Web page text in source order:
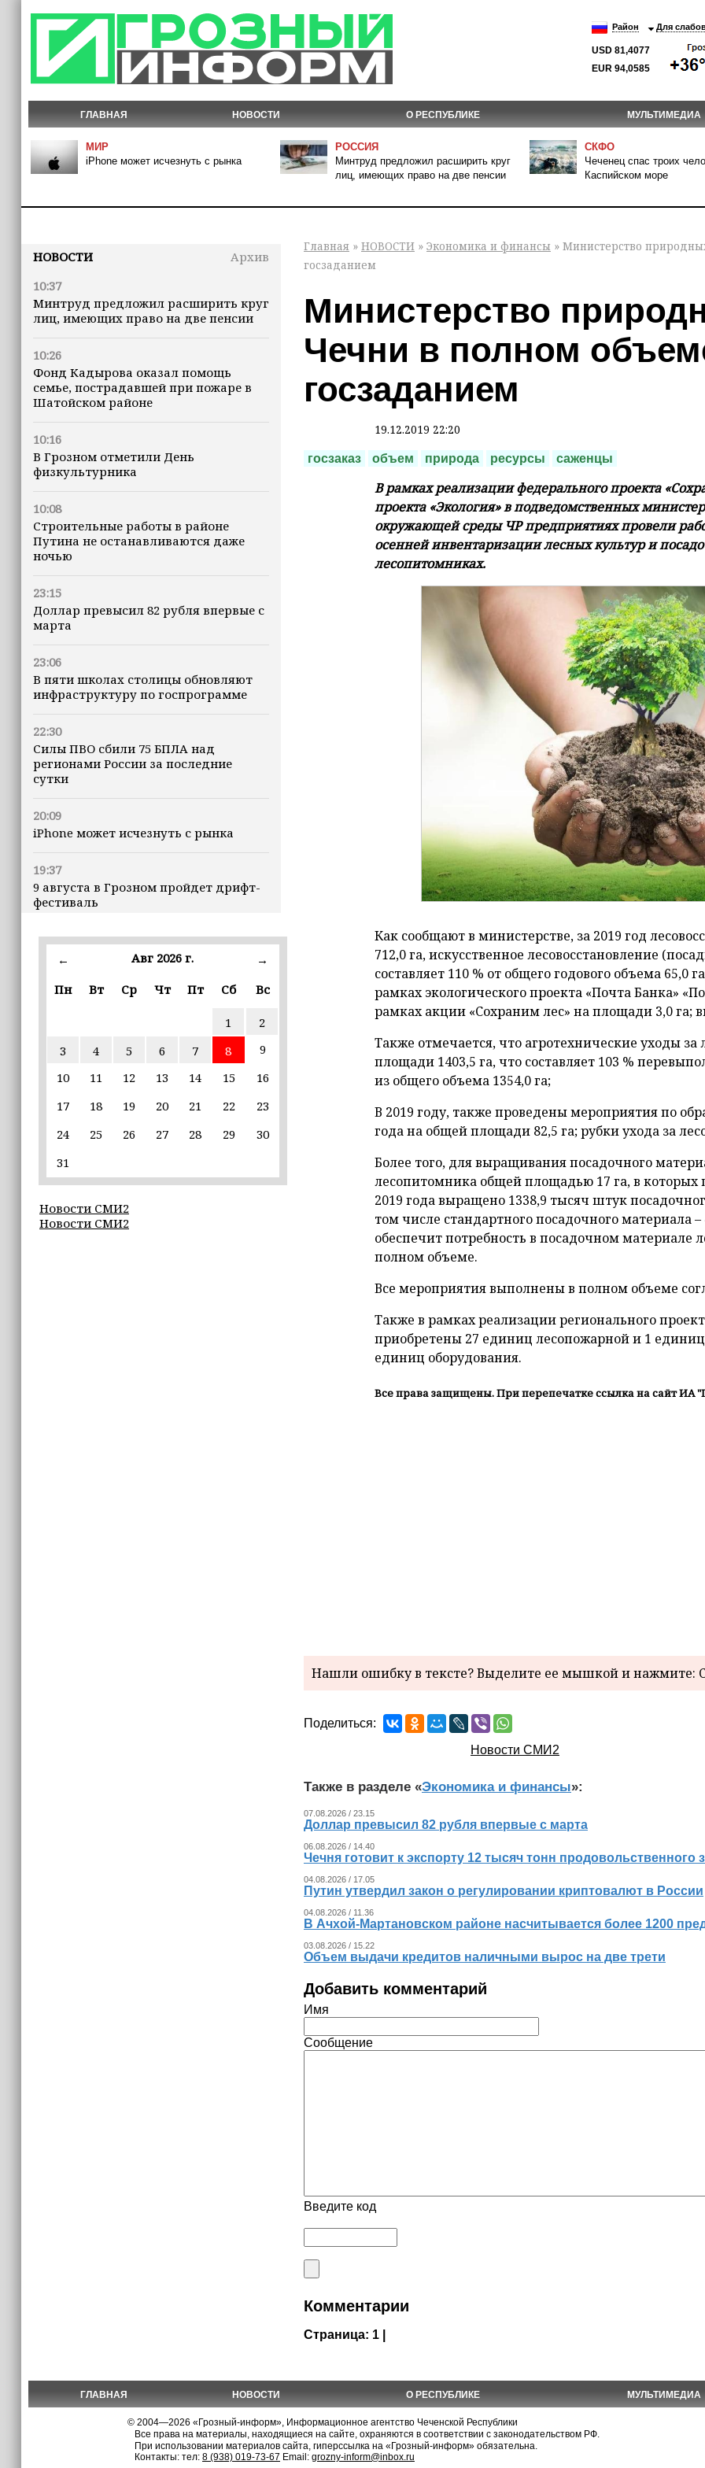
Район Для
USD 81,4077
EUR 94,0585
ГЛАВНАЯ НОВОСТИ О РЕСПУБЛИКЕ МУЛЬТИМЕДИА
МИР
iPhone может исчезнуть с рынка
РОССИЯ
Минтруд предложил расширить круг
лиц, имеющих право на две пенсии
СКФО
Чеченец спас троих
Каспийском море
НОВОСТИ
Архив
10:37
Минтруд предложил расширить круг
лиц, имеющих право на две пенсии
10:26
Фонд Кадырова оказал помощь
семье, пострадавшей при пожаре в
Шатойском районе
10:16
В Грозном отметили День
физкультурника
10:08
Строительные работы в районе
Путина не останавливаются даже
ночью
23:15
Доллар превысил 82 рубля впервые с
марта
23:06
В пяти школах столицы обновляют
инфраструктуру по госпрограмме
22:30
Силы ПВО сбили 75 БПЛА над
регионами России за последние
сутки
20:09
iPhone может исчезнуть с рынка
19:37
9 августа в Грозном пройдет дрифт-
фестиваль
17:30
Эксперт объяснил, почему не стоит
обходчиков в рамках проекта
«ИнформУИК»
Умар Даудов награжден Орденом
16:34
Росгвардейцы провели урок
детского лагеря «Майралла»
← Авг 2026 г.
→
Пн
Вт Ср Чт Пт Сб Вс
1
2
3
4 5 6 7 8
9
10
11 12 13 14 15
16
17
18 19 20 21 22
23
24
25 26 27 28 29
30
31
Новости СМИ2
Новости СМИ2
Главная » НОВОСТИ » Экономика и финансы » Министерство
госзаданием
Министерство
Чечни в полном
госзаданием
19.12.2019 22:20
госзаказ объем природа ресурсы саженцы
В рамках реализации федерального проекта
проекта «Экология» в подведомственных
окружающей среды ЧР предприятиях провели
осенней инвентаризации лесных культур и
лесопитомниках.
Как сообщают в министерстве, за 2019 год
712,0 га, искусственное лесовосстановление
составляет 110 % от общего годового объема 65,0
рамках экологического проекта «Почта Банка»
рамках акции «Сохраним лес» на площади 3,0 га;
Также отмечается, что агротехнические уходы
площади 1403,5 га, что составляет 103 %
из общего объема 1354,0 га;
В 2019 году, также проведены мероприятия по
года на общей площади 82,5 га; рубки ухода за
Более того, для выращивания посадочного
лесопитомника общей площадью 17 га, в которых
2019 года выращено 1338,9 тысяч штук
том числе стандартного посадочного материала
обеспечит потребность в посадочном материале
полном объеме.
Все мероприятия выполнены в полном объеме
Также в рамках реализации регионального
приобретены 27 единиц лесопожарной и 1
единиц оборудования.
Все права защищены. При перепечатке ссылка на сайт ИА
Нашли ошибку в тексте? Выделите ее мышкой и нажмите:
Поделиться:
Новости СМИ2
Также в разделе «Экономика и финансы»:
07.08.2026 / 23.15
Доллар превысил 82 рубля впервые с марта
06.08.2026 / 14.40
Чечня готовит к экспорту 12 тысяч тонн продовольственного
04.08.2026 / 17.05
Путин утвердил закон о регулировании криптовалют в России
04.08.2026 / 11.36
В Ачхой-Мартановском районе насчитывается более 1200
03.08.2026 / 15.22
Объем выдачи кредитов наличными вырос на две трети
Добавить комментарий
Имя
Сообщение
Введите код
Комментарии
Страница: 1 |
ГЛАВНАЯ НОВОСТИ О РЕСПУБЛИКЕ МУЛЬТИМЕДИА
© 2004—2026 «Грозный-информ», Информационное агентство Чеченской Республики
Все права на материалы, находящиеся на сайте, охраняются в соответствии с законодательством РФ.
При использовании материалов сайта, гиперссылка на «Грозный-информ» обязательна.
Контакты: тел: 8 (938) 019-73-67 Email: grozny-inform@inbox.ru